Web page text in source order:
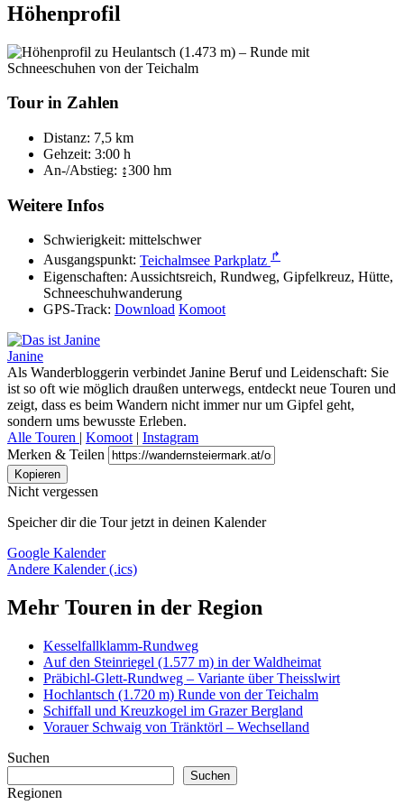
Höhenprofil
Tour in Zahlen
Distanz: 7,5 km
Gehzeit: 3:00 h
An-/Abstieg: ↨300 hm
Weitere Infos
Schwierigkeit: mittelschwer
Ausgangspunkt: Teichalmsee Parkplatz ↱
Eigenschaften: Aussichtsreich, Rundweg, Gipfelkreuz, Hütte,
Schneeschuhwanderung
GPS-Track: Download Komoot
Janine
Als Wanderbloggerin verbindet Janine Beruf und Leidenschaft: Sie
ist so oft wie möglich draußen unterwegs, entdeckt neue Touren und
zeigt, dass es beim Wandern nicht immer nur um Gipfel geht,
sondern ums bewusste Erleben.
Alle Touren | Komoot | Instagram
Merken & Teilen
Kopieren
Nicht vergessen
Speicher dir die Tour jetzt in deinen Kalender
Google Kalender
Andere Kalender (.ics)
Mehr Touren in der Region
Kesselfallklamm-Rundweg
Auf den Steinriegel (1.577 m) in der Waldheimat
Präbichl-Glett-Rundweg – Variante über Theisslwirt
Hochlantsch (1.720 m) Runde von der Teichalm
Schiffall und Kreuzkogel im Grazer Bergland
Vorauer Schwaig von Tränktörl – Wechselland
Suchen
Suchen
Regionen